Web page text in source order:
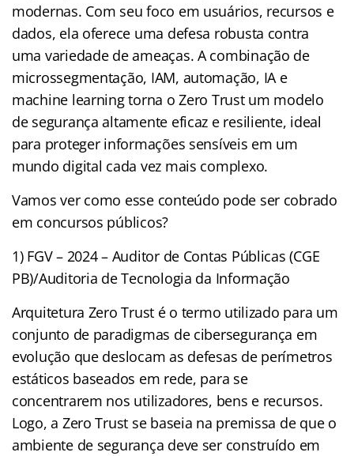
modernas. Com seu foco em usuários, recursos e
dados, ela oferece uma defesa robusta contra
uma variedade de ameaças. A combinação de
microssegmentação, IAM, automação, IA e
machine learning torna o Zero Trust um modelo
de segurança altamente eficaz e resiliente, ideal
para proteger informações sensíveis em um
mundo digital cada vez mais complexo.
Vamos ver como esse conteúdo pode ser cobrado
em concursos públicos?
1) FGV – 2024 – Auditor de Contas Públicas (CGE
PB)/Auditoria de Tecnologia da Informação
Arquitetura Zero Trust é o termo utilizado para um
conjunto de paradigmas de cibersegurança em
evolução que deslocam as defesas de perímetros
estáticos baseados em rede, para se
concentrarem nos utilizadores, bens e recursos.
Logo, a Zero Trust se baseia na premissa de que o
ambiente de segurança deve ser construído em